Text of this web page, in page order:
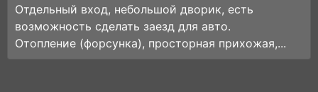
Отдельный вход, небольшой дворик, есть
возможность сделать заезд для авто.
Отопление (форсунка), просторная прихожая,...